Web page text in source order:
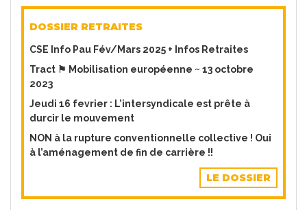
DOSSIER RETRAITES
CSE Info Pau Fév/Mars 2025 + Infos Retraites
Tract ⚑ Mobilisation européenne ~ 13 octobre
2023
Jeudi 16 fevrier : L’intersyndicale est prête à
durcir le mouvement
NON à la rupture conventionnelle collective ! Oui
à l’aménagement de fin de carrière !!
LE DOSSIER